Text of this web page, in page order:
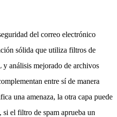
del correo electrónico
sólida que utiliza filtros de
análisis mejorado de archivos
entre sí de manera
una amenaza, la otra capa puede
el filtro de spam aprueba un